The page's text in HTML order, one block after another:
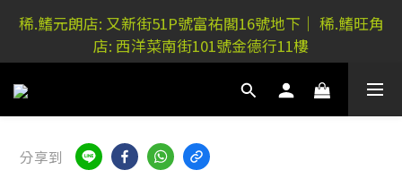
稀.鰭元朗店: 又新街51P號富祐閣16號地下｜ 稀.鰭旺角
店: 西洋菜南街101號金德行11樓
稀.鰭元朗店: 又新街51P號富祐閣16號地下｜ 稀.鰭旺角
店: 西洋菜南街101號金德行11樓
網上購買 水族器材及用品，稀.鰭門市自取-額外5%折
稀.鰭元朗店: 又新街51P號富祐閣16號地下｜ 稀.鰭旺角
店: 西洋菜南街101號金德行11樓
分享到